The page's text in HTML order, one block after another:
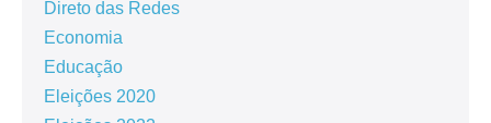
Direto das Redes
Economia
Educação
Eleições 2020